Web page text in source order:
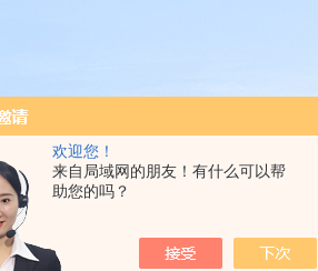
欢迎您！
来自局域网的朋友！有什么可以帮
助您的吗？